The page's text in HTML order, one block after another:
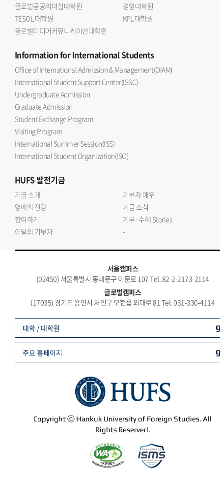
글로벌공공리더십대학원
경영대학원
TESOL 대학원
KFL 대학원
글로벌미디어커뮤니케이션대학원
Informationfor International Students
Office of International Admission & Management(OIAM)
International Student Support Center(ISSC)
Undergraduate Admission
Graduate Admission
Student Exchange Program
Visiting Program
International Summer Session(ISS)
International Student Organization(ISO)
HUFS발전기금
기금 소개
기부자 예우
명예의 전당
기금 소식
참여하기
기부·수혜 Stories
이달의 기부자
-
서울캠퍼스
(02450) 서울특별시 동대문구 이문로 107 Tel. 82-2-2173-2114
글로벌캠퍼스
(17035) 경기도 용인시 처인구 모현읍 외대로 81 Tel. 031-330-4114
Copyright ⓒ Hankuk University of Foreign Studies. All
Rights Reserved.
대학 / 대학원
주요 홈페이지